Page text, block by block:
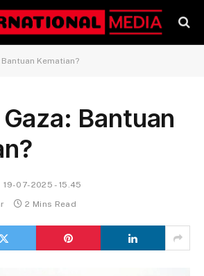
Kematian?
Bantuan
19-07-2025 - 15.45
2 Mins Read